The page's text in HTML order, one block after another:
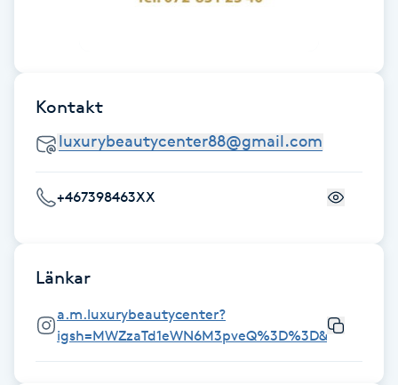
Färgning
Föning
Gelenaglar
Gellack
Gellack med förstärkning
Kontakt
+467398463XX
Länkar
a.m.luxurybeautycenter?